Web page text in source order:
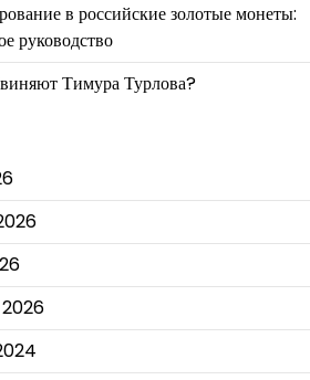
в российские золотые монеты:
руководство
Тимура Турлова?
2026